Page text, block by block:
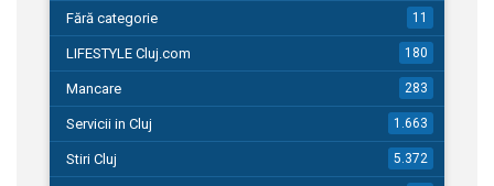
Fără categorie 11
LIFESTYLE Cluj.com 180
Mancare 283
Servicii in Cluj 1.663
Stiri Cluj 5.372